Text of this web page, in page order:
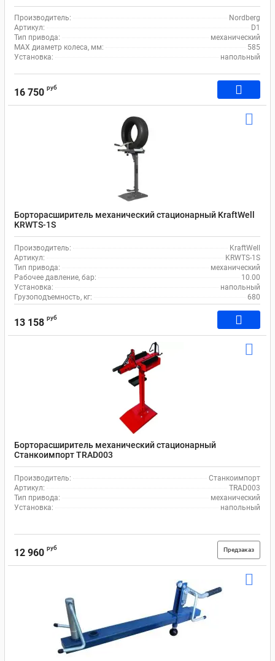
Производитель:
Nordberg
Артикул:
D1
Тип привода:
механический
MAX диаметр колеса, мм:
585
Установка:
напольный
16 750 руб
Борторасширитель механический стационарный KraftWell
KRWTS-1S
Производитель:
KraftWell
Артикул:
KRWTS-1S
Тип привода:
механический
Рабочее давление, бар:
10.00
Установка:
напольный
Грузоподъемность, кг:
680
13 158 руб
Борторасширитель механический стационарный
Станкоимпорт TRAD003
Производитель:
Станкоимпорт
Артикул:
TRAD003
Тип привода:
механический
Установка:
напольный
12 960 руб Предзаказ